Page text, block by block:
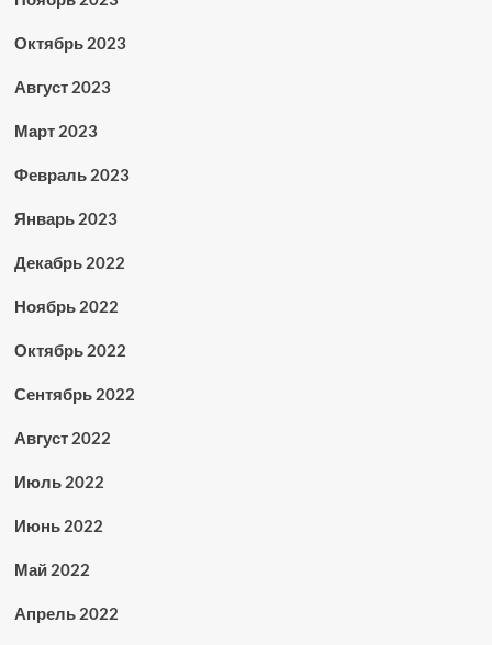
Октябрь 2023
Август 2023
Март 2023
Февраль 2023
Январь 2023
Декабрь 2022
Ноябрь 2022
Октябрь 2022
Сентябрь 2022
Август 2022
Июль 2022
Июнь 2022
Май 2022
Апрель 2022